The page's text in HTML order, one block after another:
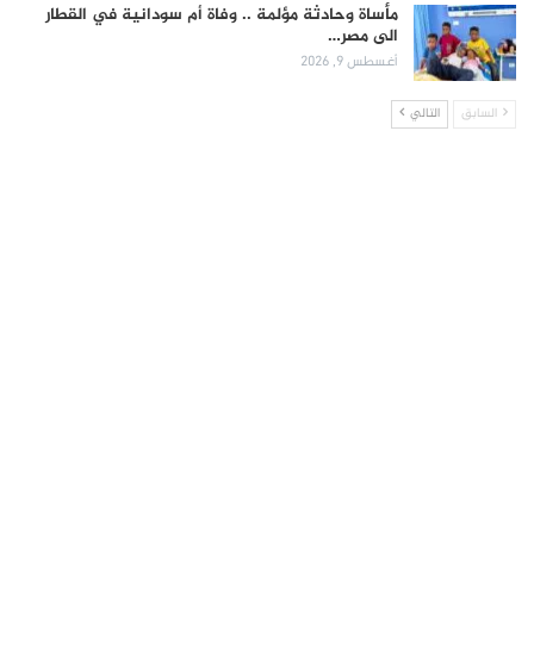
مأساة وحادثة مؤلمة .. وفاة أم سودانية في القطار
الى مصر…
أغسطس 9, 2026
السابق التالي